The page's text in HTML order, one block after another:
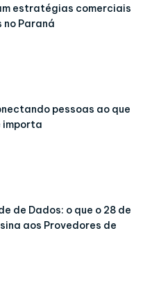
estratégias comerciais
Paraná
pessoas ao que
importa
de Dados: o que o 28 de
aos Provedores de